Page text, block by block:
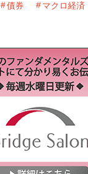
債券 マクロ経済